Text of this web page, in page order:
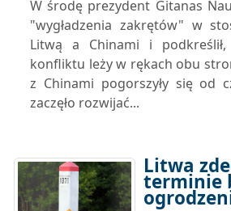
W środę prezydent Gitanas
"wygładzenia zakrętów" w
Litwą a Chinami i
konfliktu leży w rękach obu
z Chinami pogorszyły się od
zaczęło rozwijać...
Litwa
terminie